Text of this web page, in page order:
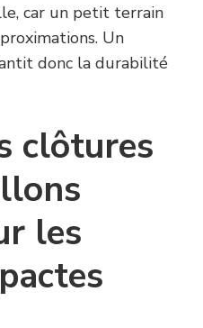
car un petit terrain
Un
donc la durabilité
clôtures
les